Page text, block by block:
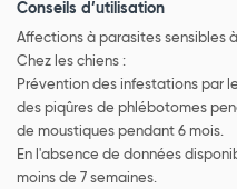
Conseils d’utilisation
Affections à parasites sensibles
Chez les chiens :
Prévention des infestations par
des piqûres de phlébotomes
de moustiques pendant 6 mois.
En l'absence de données
moins de 7 semaines.